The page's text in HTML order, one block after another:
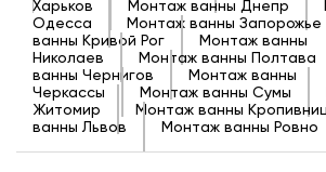
Харьков
Монтаж ванны Днепр
Одесса
Монтаж ванны Запорожье
ванны Кривой Рог
Монтаж ванны
Николаев
Монтаж ванны Полтава
ванны Чернигов
Монтаж ванны
Черкассы
Монтаж ванны Сумы
Житомир
Монтаж ванны
ванны Львов
Монтаж ванны Ровно